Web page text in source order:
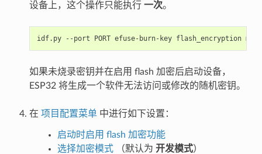
设备上，这个操作只能执行 一次。
idf.py --port PORT efuse-burn-key flash_encryption
如果未烧录密钥并在启用 flash 加密后启动设备，
ESP32 将生成一个软件无法访问或修改的随机密钥。
在 项目配置菜单中进行如下设置：
启动时启用 flash 加密功能
选择加密模式（默认为 开发模式）